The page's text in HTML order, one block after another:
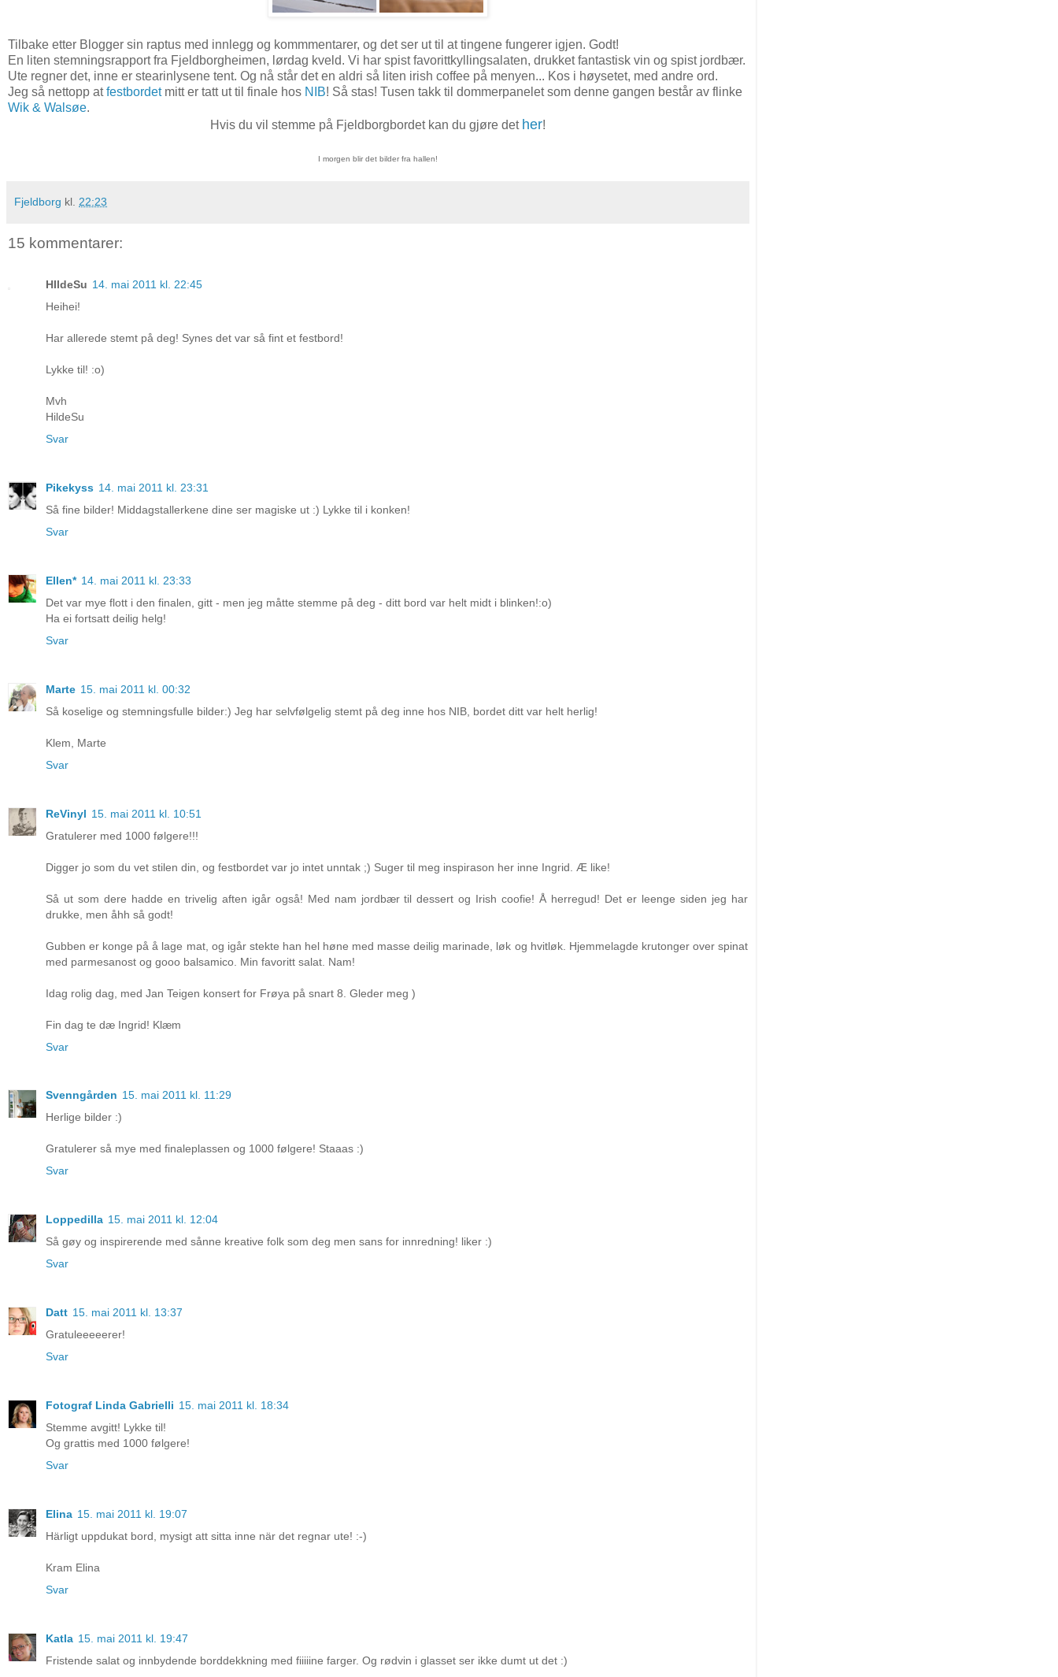
Tilbake etter Blogger sin raptus med innlegg og kommmentarer, og det ser ut til at tingene fungerer igjen. Godt!
En liten stemningsrapport fra Fjeldborgheimen, lørdag kveld. Vi har spist favorittkyllingsalaten, drukket fantastisk vin og spist jordbær.
Ute regner det, inne er stearinlysene tent. Og nå står det en aldri så liten irish coffee på menyen... Kos i høysetet, med andre ord.
Jeg så nettopp atfestbordetmitt er tatt ut til finale hos NIB! Så stas! Tusen takk til dommerpanelet som denne gangen består av flinke
Wik & Walsøe.
Hvis du vil stemme på Fjeldborgbordet kan du gjøre det her!
I morgen blir det bilder fra hallen!
Fjeldborg kl. 22:23
15 kommentarer:
HIldeSu 14. mai 2011 kl. 22:45
Heihei!
Har allerede stemt på deg! Synes det var så fint et festbord!
Lykke til! :o)
Mvh
HildeSu
Svar
Pikekyss 14. mai 2011 kl. 23:31
Så fine bilder! Middagstallerkene dine ser magiske ut :) Lykke til i konken!
Svar
Ellen* 14. mai 2011 kl. 23:33
Det var mye flott i den finalen, gitt - men jeg måtte stemme på deg - ditt bord var helt midt i blinken!:o)
Ha ei fortsatt deilig helg!
Svar
Marte 15. mai 2011 kl. 00:32
Så koselige og stemningsfulle bilder:) Jeg har selvfølgelig stemt på deg inne hos NIB, bordet ditt var helt herlig!
Klem, Marte
Svar
ReVinyl 15. mai 2011 kl. 10:51
Gratulerer med 1000 følgere!!!
Digger jo som du vet stilen din, og festbordet var jo intet unntak ;) Suger til meg inspirason her inne Ingrid. Æ like!
Så ut som dere hadde en trivelig aften igår også! Med nam jordbær til dessert og Irish coofie! Å herregud! Det er leenge siden jeg har
drukke, men åhh så godt!
Gubben er konge på å lage mat, og igår stekte han hel høne med masse deilig marinade, løk og hvitløk. Hjemmelagde krutonger over spinat
med parmesanost og gooo balsamico. Min favoritt salat. Nam!
Idag rolig dag, med Jan Teigen konsert for Frøya på snart 8. Gleder meg )
Fin dag te dæ Ingrid! Klæm
Svar
Svenngården 15. mai 2011 kl. 11:29
Herlige bilder :)
Gratulerer så mye med finaleplassen og 1000 følgere! Staaas :)
Svar
Loppedilla 15. mai 2011 kl. 12:04
Så gøy og inspirerende med sånne kreative folk som deg men sans for innredning! liker :)
Svar
Datt 15. mai 2011 kl. 13:37
Gratuleeeeerer!
Svar
Fotograf Linda Gabrielli 15. mai 2011 kl. 18:34
Stemme avgitt! Lykke til!
Og grattis med 1000 følgere!
Svar
Elina 15. mai 2011 kl. 19:07
Härligt uppdukat bord, mysigt att sitta inne när det regnar ute! :-)
Kram Elina
Svar
Katla 15. mai 2011 kl. 19:47
Fristende salat og innbydende borddekkning med fiiiiine farger. Og rødvin i glasset ser ikke dumt ut det :)